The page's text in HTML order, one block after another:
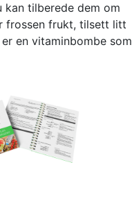
kan tilberede dem om
frossen frukt, tilsett litt
en vitaminbombe som